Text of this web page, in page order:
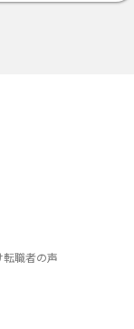
転職者の声